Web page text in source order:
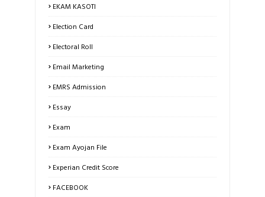
EKAM KASOTI
Election Card
Electoral Roll
Email Marketing
EMRS Admission
Essay
Exam
Exam Ayojan File
Experian Credit Score
FACEBOOK